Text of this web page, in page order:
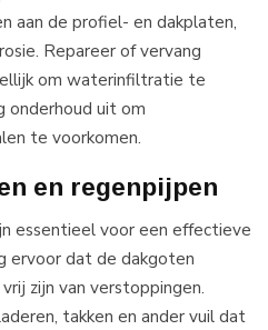
aan de profiel- en dakplaten,
Repareer of vervang
om waterinfiltratie te
onderhoud uit om
te voorkomen.
en regenpijpen
essentieel voor een effectieve
ervoor dat de dakgoten
zijn van verstoppingen.
takken en ander vuil dat